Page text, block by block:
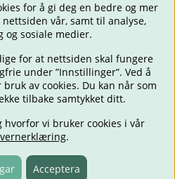
BABY SPISE & MATE
REISE
LEKER TILBUD
OUTLET
GAVETIPS
for å gi deg en bedre og mer
vår, samt til analyse,
og sosiale medier.
for at nettsiden skal fungere
under ”Innstillinger”. Ved å
av cookies. Du kan når som
tilbake samtykket ditt.
hvorfor vi bruker cookies i vår
.
Acceptera